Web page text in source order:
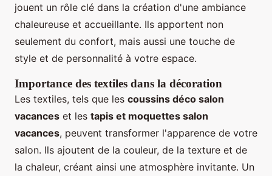
jouent un rôle clé dans la création d'une ambiance
chaleureuse et accueillante. Ils apportent non
seulement du confort, mais aussi une touche de
style et de personnalité à votre espace.
Importance des textiles dans la décoration
Les textiles, tels que les coussins déco salon
vacances et les tapis et moquettes salon
vacances, peuvent transformer l'apparence de votre
salon. Ils ajoutent de la couleur, de la texture et de
la chaleur, créant ainsi une atmosphère invitante. Un